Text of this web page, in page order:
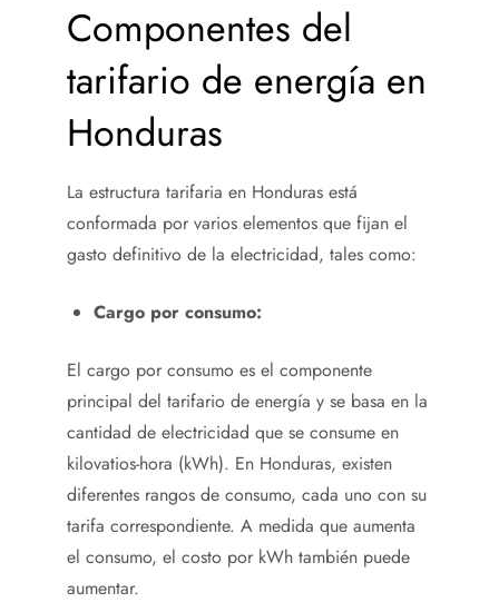
Componentes del
tarifario de energía en
Honduras
La estructura tarifaria en Honduras está
conformada por varios elementos que fijan el
gasto definitivo de la electricidad, tales como:
Cargo por consumo:
El cargo por consumo es el componente
principal del tarifario de energía y se basa en la
cantidad de electricidad que se consume en
kilovatios-hora (kWh). En Honduras, existen
diferentes rangos de consumo, cada uno con su
tarifa correspondiente. A medida que aumenta
el consumo, el costo por kWh también puede
aumentar.